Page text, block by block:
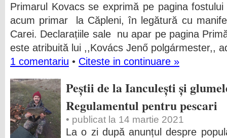
Primarul Kovacs se exprimă pe pagina
acum primar la Căpleni, în legătură cu
Carei. Declarațiile sale nu apar pe pagina
este atribuită lui ,,Kovács Jenő polgármester,,
1 comentariu • Citeste in continuare »
Peștii de la Ianculești și
Regulamentul pentru pescari
• publicat la 14 martie 2021
La o zi după anunțul despre